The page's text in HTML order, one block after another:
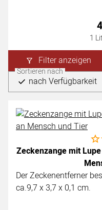
1
Filter anzeigen
Sortieren nach
nach Verfügbarkeit
Zeckenzange mit
Der Zeckenentferner
ca.9,7 x 3,7 x 0,1 cm.